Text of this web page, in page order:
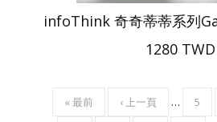
infoThink 奇奇蒂蒂系列
1280 TWD
Pagination
FIRST
« 最前
PREVIOUS
‹ 上一頁 …
頁
5